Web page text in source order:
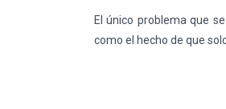
El único problema que
como el hecho de que